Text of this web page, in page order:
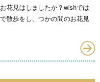
花見はしましたか？wishでは
散歩をし、つかの間のお花見